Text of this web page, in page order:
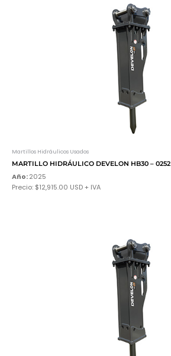
Martillos Hidráulicos Usados
MARTILLO HIDRÁULICO DEVELON HB30 – 0252
Año: 2025
Precio: $12,915.00 USD + IVA